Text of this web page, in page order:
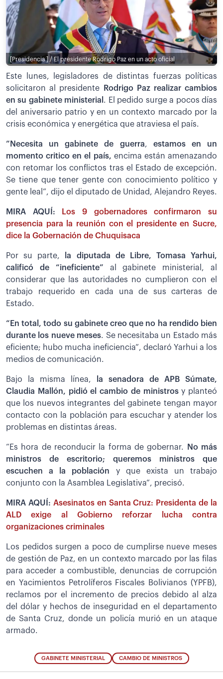
[Presidencia ] / El presidente Rodrigo Paz en un acto oficial
Este lunes, legisladores de distintas fuerzas políticas
solicitaron al presidente
Rodrigo Paz realizar cambios
en su gabinete ministerial . El pedido surge a pocos días
del aniversario patrio y en un contexto marcado por la
crisis económica y energética que atraviesa el país.
”Necesita un gabinete de guerra, estamos en un
momento critico en el país, encima están amenazando
con retomar los conflictos tras el Estado de excepción.
Se tiene que tener gente con conocimiento político y
gente leal”, dijo el diputado de Unidad, Alejandro Reyes.
MIRA AQUÍ:
Los 9 gobernadores confirmaron su
presencia para la reunión con el presidente en Sucre,
dice la Gobernación de Chuquisaca
Por su parte,
la diputada de Libre, Tomasa Yarhui,
calificó de “ineficiente” al gabinete ministerial, al
considerar que las autoridades no cumplieron con el
trabajo requerido en cada una de sus carteras de
Estado.
“En total, todo su gabinete creo que no ha rendido bien
durante los nueve meses. Se necesitaba un Estado más
eficiente; hubo mucha ineficiencia”, declaró Yarhui a los
medios de comunicación.
Bajo la misma línea,
la senadora de APB Súmate,
Claudia Mallón, pidió el cambio de ministrosy planteó
que los nuevos integrantes del gabinete tengan mayor
contacto con la población para escuchar y atender los
problemas en distintas áreas.
“Es hora de reconducir la forma de gobernar.
No más
ministros de escritorio; queremos ministros que
escuchen a la población y que exista un trabajo
conjunto con la Asamblea Legislativa”, precisó.
MIRA AQUÍ: Asesinatos en Santa Cruz: Presidenta de la
ALD exige al Gobierno reforzar lucha contra
organizaciones criminales
Los pedidos surgen a poco de cumplirse nueve meses
de gestión de Paz, en un contexto marcado por las filas
para acceder a combustible, denuncias de corrupción
en Yacimientos Petrolíferos Fiscales Bolivianos (YPFB),
reclamos por el incremento de precios debido al alza
del dólar y hechos de inseguridad en el departamento
de Santa Cruz, donde un policía murió en un ataque
armado.
GABINETE MINISTERIAL CAMBIO DE MINISTROS